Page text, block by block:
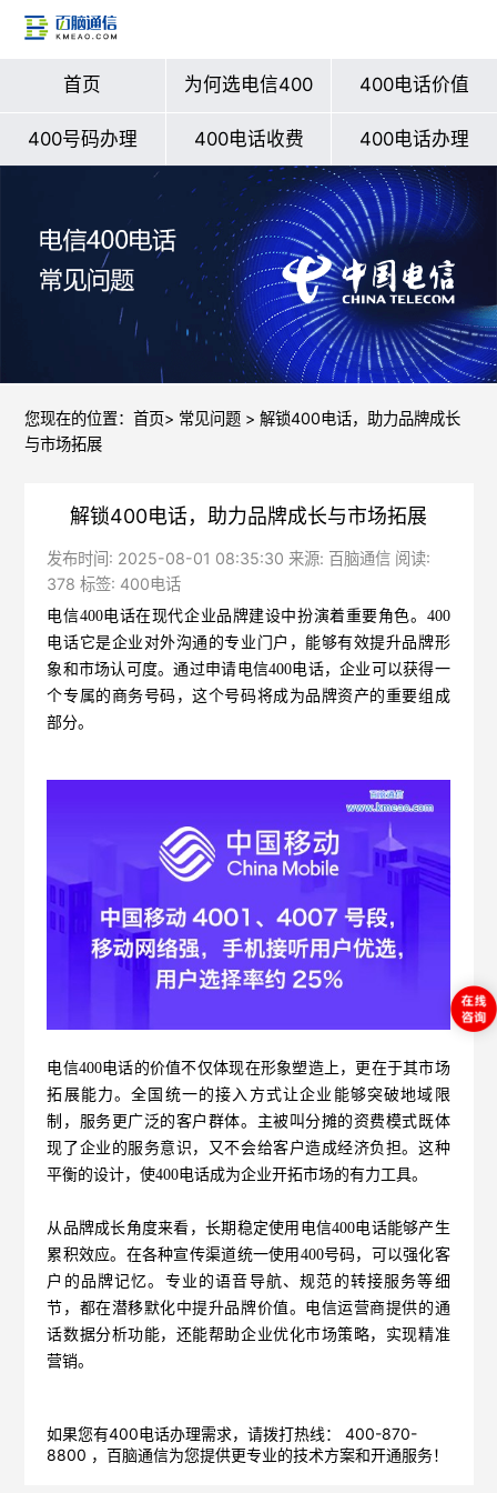
首页 为何选电信400 400电话价值
400号码办理 400电话收费 400电话办理
您现在的位置： 首页> 常见问题> 解锁400电话，助力品牌成长
与市场拓展
解锁400电话，助力品牌成长与市场拓展
发布时间: 2025-08-01 08:35:30 来源: 百脑通信 阅读:
378 标签: 400电话
电信400电话在现代企业品牌建设中扮演着重要角色。400
电话它是企业对外沟通的专业门户，能够有效提升品牌形
象和市场认可度。通过申请电信400电话，企业可以获得一
个专属的商务号码，这个号码将成为品牌资产的重要组成
部分。
电信400电话的价值不仅体现在形象塑造上，更在于其市场
拓展能力。全国统一的接入方式让企业能够突破地域限
制，服务更广泛的客户群体。主被叫分摊的资费模式既体
现了企业的服务意识，又不会给客户造成经济负担。这种
平衡的设计，使400电话成为企业开拓市场的有力工具。
从品牌成长角度来看，长期稳定使用电信400电话能够产生
累积效应。在各种宣传渠道统一使用400号码，可以强化客
户的品牌记忆。专业的语音导航、规范的转接服务等细
节，都在潜移默化中提升品牌价值。电信运营商提供的通
话数据分析功能，还能帮助企业优化市场策略，实现精准
营销。
如果您有400电话办理需求，请拨打热线： 400-870-
8800 ，百脑通信为您提供更专业的技术方案和开通服务！